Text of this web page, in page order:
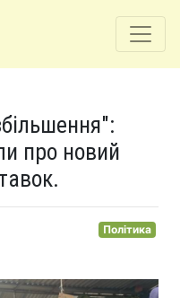
про новий
Політика